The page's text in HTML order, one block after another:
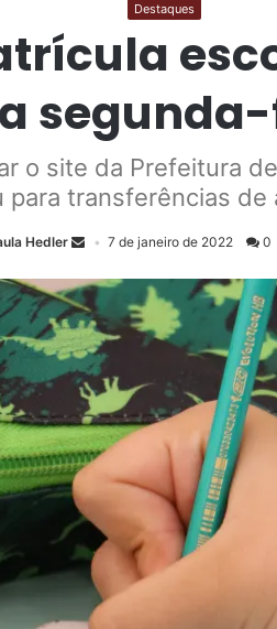
Destaques
o site da Prefeitura
para transferências de
Hedler 7 de janeiro de 2022 0